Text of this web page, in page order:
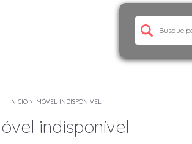
INÍCIO> IMÓVEL INDISPONÍVEL
indisponível